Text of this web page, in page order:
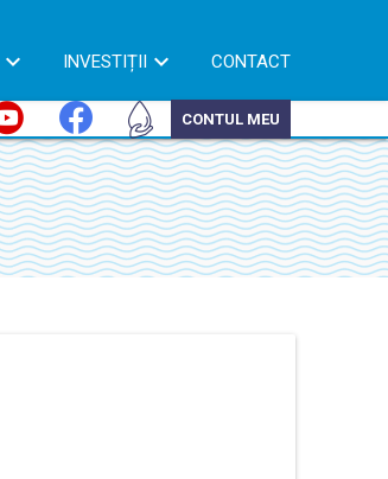
INVESTIȚII CONTACT
CONTUL MEU